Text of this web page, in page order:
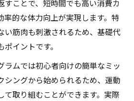
すことで、短時間でも高い消費カ
率的な体力向上が実現します。特
い筋肉も刺激されるため、基礎代
イントです。
ラムでは初心者向けの簡単なミッ
シングから始められるため、運動
て取り組むことができます。実際